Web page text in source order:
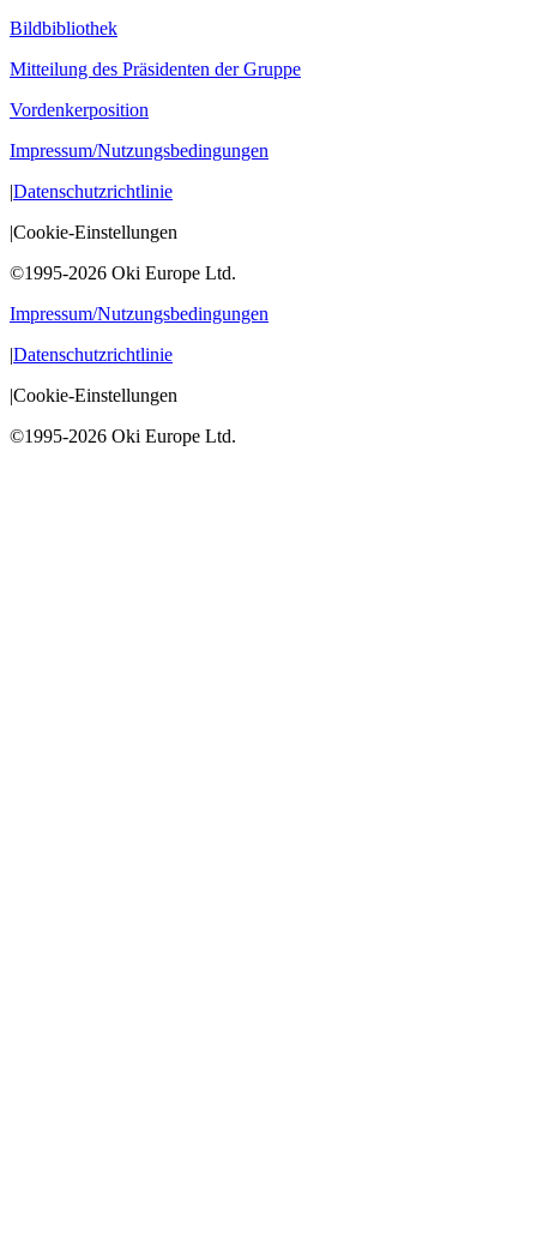
Bildbibliothek
Mitteilung des Präsidenten der Gruppe
Vordenkerposition
Impressum/Nutzungsbedingungen
|Datenschutzrichtlinie
|Cookie-Einstellungen
©1995-2026 Oki Europe Ltd.
Impressum/Nutzungsbedingungen
|Datenschutzrichtlinie
|Cookie-Einstellungen
©1995-2026 Oki Europe Ltd.